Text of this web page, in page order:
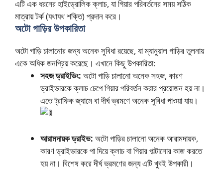
এটি এক ধরনের হাইড্রোলিক ক্লাচ, যা গিয়ার পরিবর্তনের সময় সঠিক
মাত্রায় টর্ক (যথাযথ শক্তি) প্রদান করে।
অটো গাড়ির উপকারিতা
অটো গাড়ি চালানোর জন্য অনেক সুবিধা রয়েছে, যা ম্যানুয়াল গাড়ির তুলনায়
একে অধিক জনপ্রিয় করেছে। এখানে কিছু উপকারিতা:
সহজ ড্রাইভিং: অটো গাড়ি চালানো অনেক সহজ, কারণ
ড্রাইভারকে ক্লাচ চেপে গিয়ার পরিবর্তন করার প্রয়োজন হয় না।
এতে ট্রাফিক জ্যামে বা দীর্ঘ ভ্রমণে অনেক সুবিধা পাওয়া যায়।
আরামদায়ক ড্রাইভ: অটো গাড়ির চালানো অনেক আরামদায়ক,
কারণ ড্রাইভারকে পা দিয়ে ক্লাচ বা গিয়ার পাল্টানোর কাজ করতে
হয় না। বিশেষ করে দীর্ঘ ভ্রমণের জন্য এটি খুবই উপকারী।